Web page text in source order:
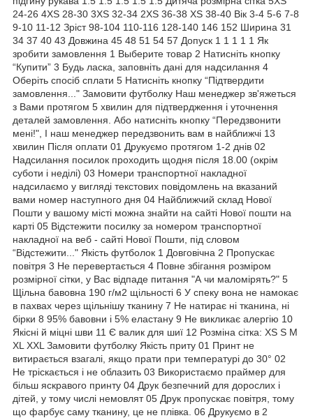
24-26 4XS 28-30 3XS 32-34 2XS 36-38 XS 38-40 Вік 3-4 5-6 7-8
9-10 11-12 Зріст 98-104 110-116 128-140 146 152 Ширина 31
34 37 40 43 Довжина 45 48 51 54 57 Допуск 1 1 1 1 1 Як
зробити замовлення 1 Выберите товар 2 Натисніть кнопку
“Купити” 3 Будь ласка, заповніть дані для надсилання 4
Оберіть спосіб сплати 5 Натисніть кнопку “Підтвердити
замовлення..." Замовити футболку Наш менеджер зв'яжеться
з Вами протягом 5 хвилин для підтвердження і уточнення
деталей замовлення. Або натисніть кнопку “Передзвонити
мені!", І наш менеджер передзвонить вам в найближчі 13
хвилин Після оплати 01 Друкуємо протягом 1-2 днів 02
Надсилання посилок проходить щодня після 18.00 (окрім
суботи і неділі) 03 Номери транспортної накладної
надсилаємо у вигляді текстових повідомлень на вказаний
вами номер наступного дня 04 Найближчий склад Нової
Пошти у вашому місті можна знайти на сайті Нової пошти на
карті 05 Відстежити посилку за номером транспортної
накладної на веб - сайті Нової Пошти, під словом
“Відстежити..." Якість футболок 1 Довговічна 2 Пропускає
повітря 3 Не перевертається 4 Повне збігання розміром
розмірної сітки, у Вас відпаде питання "А чи маломірять?" 5
Щільна бавовна 190 г/м2 щільності 6 У спеку вона не намокає
в пахвах через щільнішу тканину 7 Не натирає ні тканина, ні
бірки 8 95% бавовни і 5% еластану 9 Не викликає алергію 10
Якісні й міцні шви 11 Є валик для шиї 12 Розміна сітка: XS S M
XL XXL Замовити футболку Якість приту 01 Принт не
витирається взагалі, якщо прати при температурі до 30° 02
Не тріскається і не облазить 03 Використаємо праймер для
більш яскравого принту 04 Друк безпечний для дорослих і
дітей, у тому числі немовлят 05 Друк пропускає повітря, тому
що фарбує саму тканину, це не плівка. 06 Друкуємо в 2